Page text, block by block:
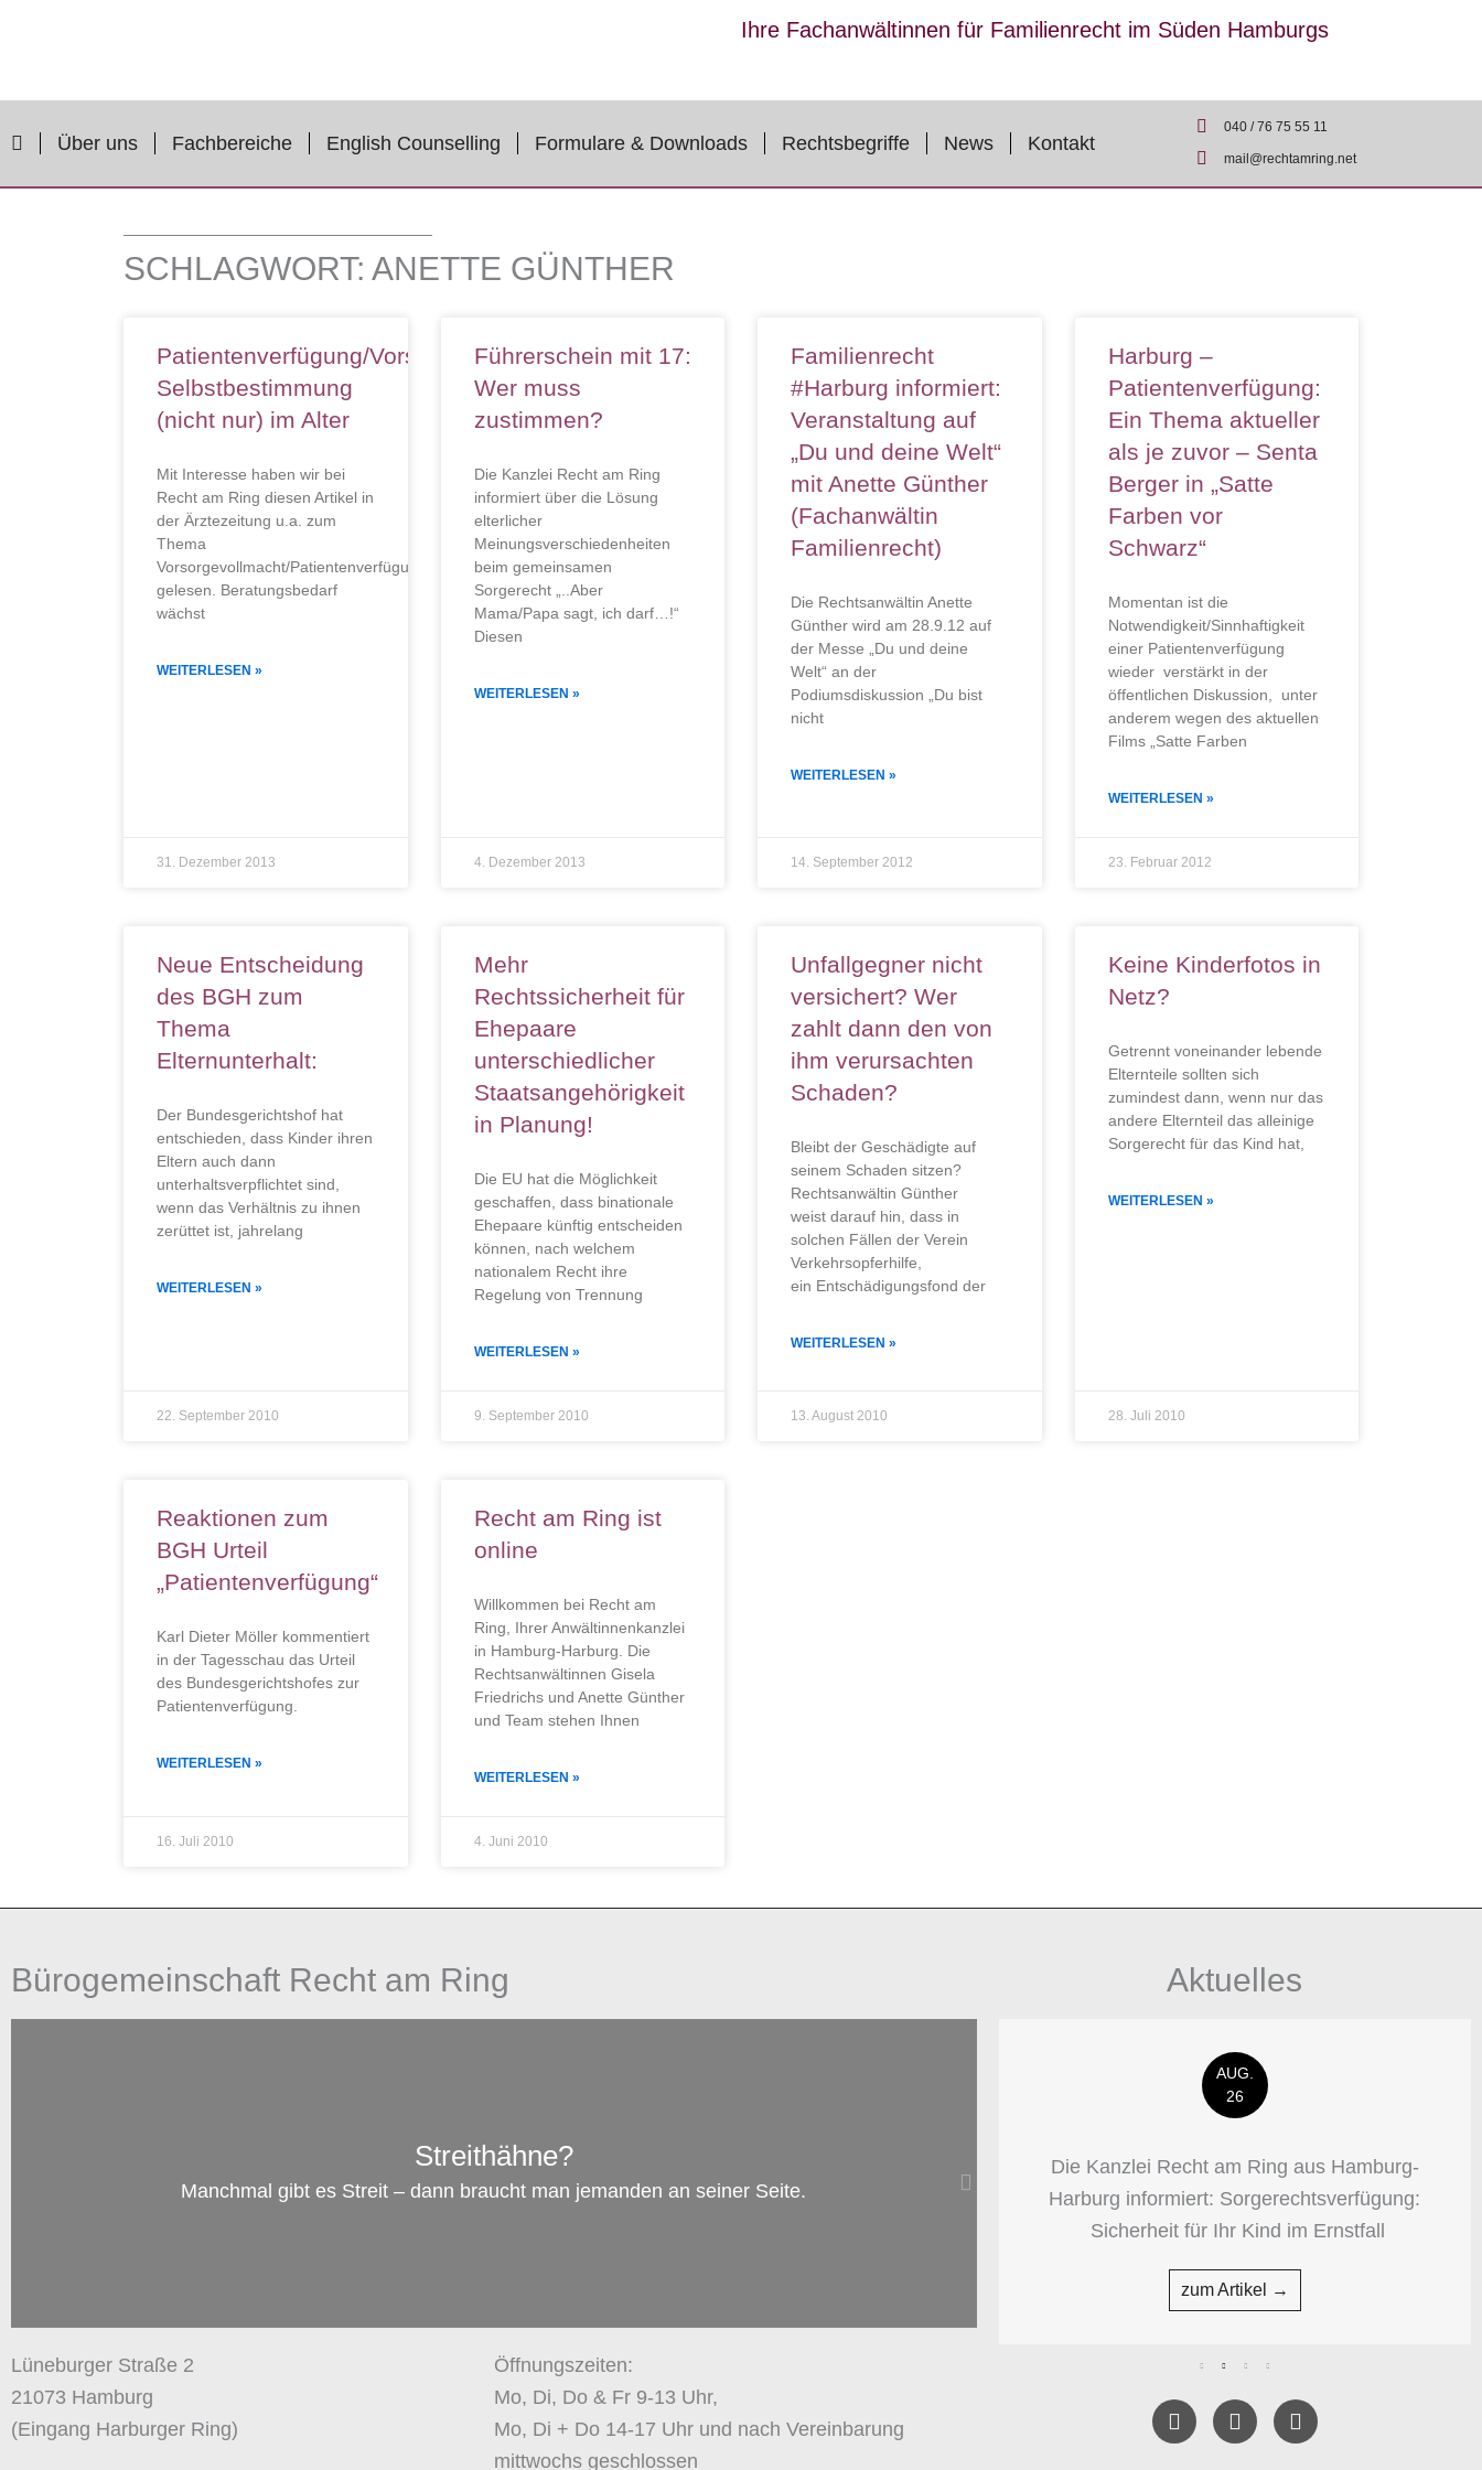
Ihre Fachanwältinnen für Familienrecht im Süden Hamburgs
Über uns Fachbereiche English Counselling Formulare & Downloads Rechtsbegriffe News Kontakt
040 / 76 75 55 11
mail@rechtamring.net
SCHLAGWORT: ANETTE GÜNTHER
Patientenverfügung/Vorsorgevollmacht:
Selbstbestimmung
(nicht nur) im Alter
Mit Interesse haben wir bei
Recht am Ring diesen Artikel in
der Ärztezeitung u.a. zum
Thema
Vorsorgevollmacht/Patientenverfügung
gelesen. Beratungsbedarf
wächst
WEITERLESEN »
31. Dezember 2013
Führerschein mit 17:
Wer muss
zustimmen?
Die Kanzlei Recht am Ring
informiert über die Lösung
elterlicher
Meinungsverschiedenheiten
beim gemeinsamen
Sorgerecht „..Aber
Mama/Papa sagt, ich darf…!“
Diesen
WEITERLESEN »
4. Dezember 2013
Familienrecht
#Harburg informiert:
Veranstaltung auf
„Du und deine Welt“
mit Anette Günther
(Fachanwältin
Familienrecht)
Die Rechtsanwältin Anette
Günther wird am 28.9.12 auf
der Messe „Du und deine
Welt“ an der
Podiumsdiskussion „Du bist
nicht
WEITERLESEN »
14. September 2012
Harburg –
Patientenverfügung:
Ein Thema aktueller
als je zuvor – Senta
Berger in „Satte
Farben vor
Schwarz“
Momentan ist die
Notwendigkeit/Sinnhaftigkeit
einer Patientenverfügung
wieder verstärkt in der
öffentlichen Diskussion, unter
anderem wegen des aktuellen
Films „Satte Farben
WEITERLESEN »
23. Februar 2012
Neue Entscheidung
des BGH zum
Thema
Elternunterhalt:
Der Bundesgerichtshof hat
entschieden, dass Kinder ihren
Eltern auch dann
unterhaltsverpflichtet sind,
wenn das Verhältnis zu ihnen
zerüttet ist, jahrelang
WEITERLESEN »
22. September 2010
Mehr
Rechtssicherheit für
Ehepaare
unterschiedlicher
Staatsangehörigkeit
in Planung!
Die EU hat die Möglichkeit
geschaffen, dass binationale
Ehepaare künftig entscheiden
können, nach welchem
nationalem Recht ihre
Regelung von Trennung
WEITERLESEN »
9. September 2010
Unfallgegner nicht
versichert? Wer
zahlt dann den von
ihm verursachten
Schaden?
Bleibt der Geschädigte auf
seinem Schaden sitzen?
Rechtsanwältin Günther
weist darauf hin, dass in
solchen Fällen der Verein
Verkehrsopferhilfe,
ein Entschädigungsfond der
WEITERLESEN »
13. August 2010
Keine Kinderfotos in
Netz?
Getrennt voneinander lebende
Elternteile sollten sich
zumindest dann, wenn nur das
andere Elternteil das alleinige
Sorgerecht für das Kind hat,
WEITERLESEN »
28. Juli 2010
Reaktionen zum
BGH Urteil
„Patientenverfügung“
Karl Dieter Möller kommentiert
in der Tagesschau das Urteil
des Bundesgerichtshofes zur
Patientenverfügung.
WEITERLESEN »
16. Juli 2010
Recht am Ring ist
online
Willkommen bei Recht am
Ring, Ihrer Anwältinnenkanzlei
in Hamburg-Harburg. Die
Rechtsanwältinnen Gisela
Friedrichs und Anette Günther
und Team stehen Ihnen
WEITERLESEN »
4. Juni 2010
Bürogemeinschaft Recht am Ring
Streithähne?
Manchmal gibt es Streit – dann braucht man jemanden an seiner Seite.
Lüneburger Straße 2
21073 Hamburg
(Eingang Harburger Ring)
Öffnungszeiten:
Mo, Di, Do & Fr 9-13 Uhr,
Mo, Di + Do 14-17 Uhr und nach Vereinbarung
mittwochs geschlossen
Aktuelles
Familienrecht: Darf man dem anderen
Elternteil das Rauchen verbieten, während
Elternteils mit Kind innerhalb Deutschlands
AUG.
26
Die Kanzlei Recht am Ring aus Hamburg-
Harburg informiert: Sorgerechtsverfügung:
Sicherheit für Ihr Kind im Ernstfall
zum Artikel →
F
a
T
w
Y
e